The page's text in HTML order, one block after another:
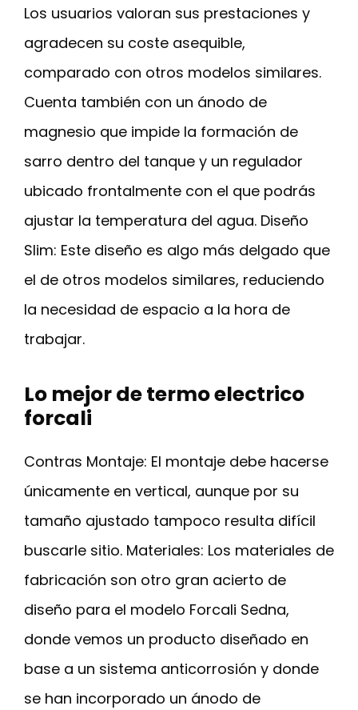
Los usuarios valoran sus prestaciones y
agradecen su coste asequible,
comparado con otros modelos similares.
Cuenta también con un ánodo de
magnesio que impide la formación de
sarro dentro del tanque y un regulador
ubicado frontalmente con el que podrás
ajustar la temperatura del agua. Diseño
Slim: Este diseño es algo más delgado que
el de otros modelos similares, reduciendo
la necesidad de espacio a la hora de
trabajar.
Lo mejor de termo electrico
forcali
Contras Montaje: El montaje debe hacerse
únicamente en vertical, aunque por su
tamaño ajustado tampoco resulta difícil
buscarle sitio. Materiales: Los materiales de
fabricación son otro gran acierto de
diseño para el modelo Forcali Sedna,
donde vemos un producto diseñado en
base a un sistema anticorrosión y donde
se han incorporado un ánodo de